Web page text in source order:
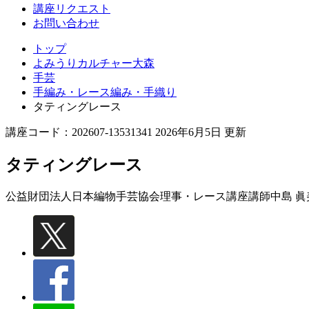
講座リクエスト
お問い合わせ
トップ
よみうりカルチャー大森
手芸
手編み・レース編み・手織り
タティングレース
講座コード：202607-13531341 2026年6月5日 更新
タティングレース
公益財団法人日本編物手芸協会理事・レース講座講師中島 眞